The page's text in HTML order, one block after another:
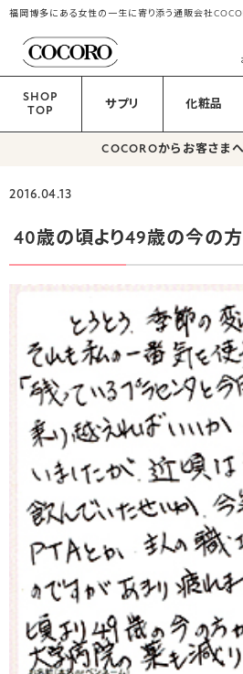
福岡博多にある女性の一生に寄り添う通販会社
SHOP
TOP
サプリ 化粧品
COCOROからお客さま
2016.04.13
40歳の頃より49歳の今の方